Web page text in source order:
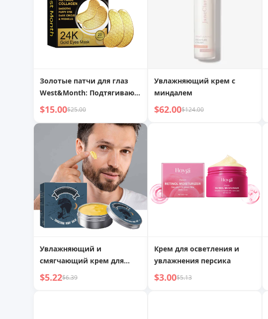
Золотые патчи для глаз
West&Month: Подтягивают
кожу вокруг глаз,
разглаживают мелкие
морщинки, возвращают
молодым глазам
$15.00$25.00
Увлажняющий крем с
миндалем
$62.00$124.00
Увлажняющий и
смягчающий крем для
лица шесть в одном,
отшелушивающий скраб
$5.22$6.39
Крем для осветления и
увлажнения персика
$3.00$5.13